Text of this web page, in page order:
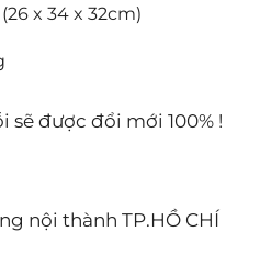
x 34 x 32cm)
sẽ được đổi mới 100% !
nội thành TP.HỒ CHÍ